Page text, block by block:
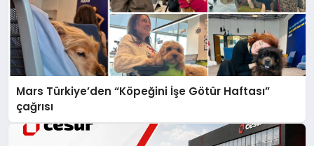
Mars Türkiye’den “Köpeğini İşe Götür Haftası”
çağrısı